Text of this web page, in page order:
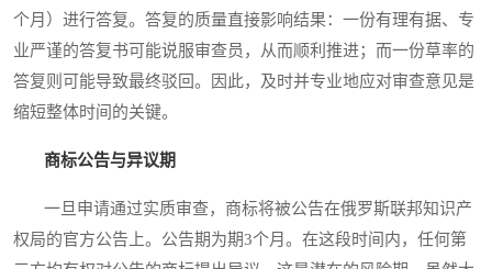
个月）进行答复。答复的质量直接影响结果：一份有理有据、专
业严谨的答复书可能说服审查员，从而顺利推进；而一份草率的
答复则可能导致最终驳回。因此，及时并专业地应对审查意见是
缩短整体时间的关键。
商标公告与异议期
一旦申请通过实质审查，商标将被公告在俄罗斯联邦知识产
权局的官方公告上。公告期为期3个月。在这段时间内，任何第